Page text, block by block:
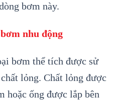
bơm này.
nhu động
bơm thể tích được sử
lỏng. Chất lỏng được
hoặc ống được lắp bên